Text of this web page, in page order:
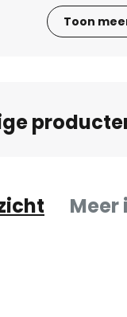
Toon